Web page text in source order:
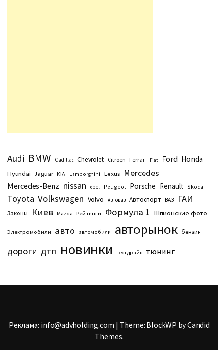
Audi BMW Cadillac Chevrolet Citroen Ferrari Fiat Ford Honda
Hyundai Jaguar KIA Lamborghini Lexus Mercedes
Mercedes-Benz nissan opel Peugeot Porsche Renault Skoda
Toyota Volkswagen Volvo Автоваз Автоспорт ВАЗ ГАИ
Законы Киев Маzda Рейтинги Формула 1 Шпионские фото
Электромобили авто автомобили авторынок бензин
дороги дтп новинки тест драйв тюнинг
Реклама: info@advholding.com | Theme: BlockWP byCandid
Themes.